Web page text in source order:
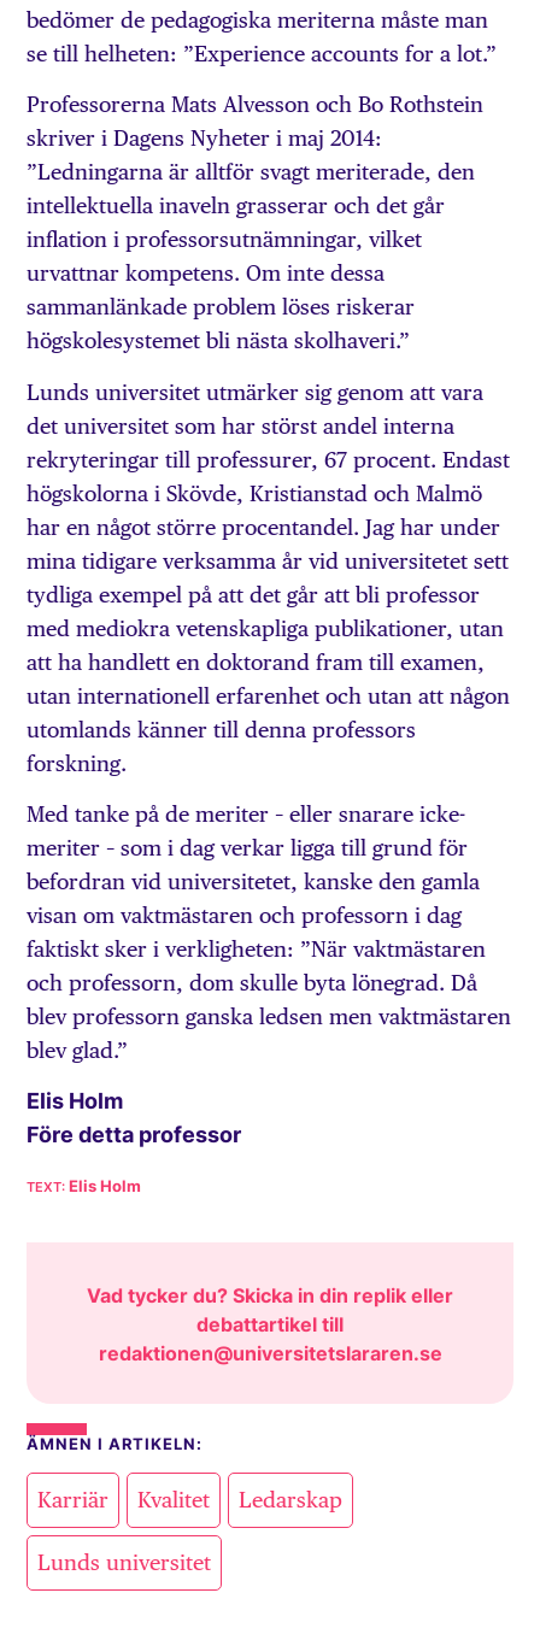
bedömer de pedagogiska meriterna måste man
se till helheten: ”Experience accounts for a lot.”
Professorerna Mats Alvesson och Bo Rothstein
skriver i Dagens Nyheter i maj 2014:
”Ledningarna är alltför svagt meriterade, den
intellektuella inaveln grasserar och det går
inflation i professorsutnämningar, vilket
urvattnar kompetens. Om inte dessa
sammanlänkade problem löses riskerar
högskolesystemet bli nästa skolhaveri.”
Lunds universitet utmärker sig genom att vara
det universitet som har störst andel interna
rekryteringar till professurer, 67 procent. Endast
högskolorna i Skövde, Kristianstad och Malmö
har en något större procentandel. Jag har under
mina tidigare verksamma år vid universitetet sett
tydliga exempel på att det går att bli professor
med mediokra vetenskapliga publikationer, utan
att ha handlett en doktorand fram till examen,
utan internationell erfarenhet och utan att någon
utomlands känner till denna professors
forskning.
Med tanke på de meriter – eller snarare icke-
meriter – som i dag verkar ligga till grund för
befordran vid universitetet, kanske den gamla
visan om vaktmästaren och professorn i dag
faktiskt sker i verkligheten: ”När vaktmästaren
och professorn, dom skulle byta lönegrad. Då
blev professorn ganska ledsen men vaktmästaren
blev glad.”
Elis Holm
Före detta professor
Elis Holm
Vad tycker du? Skicka in din replik eller
debattartikel till
redaktionen@universitetslararen.se
ÄMNEN I ARTIKELN:
Karriär Kvalitet Ledarskap
Lunds universitet